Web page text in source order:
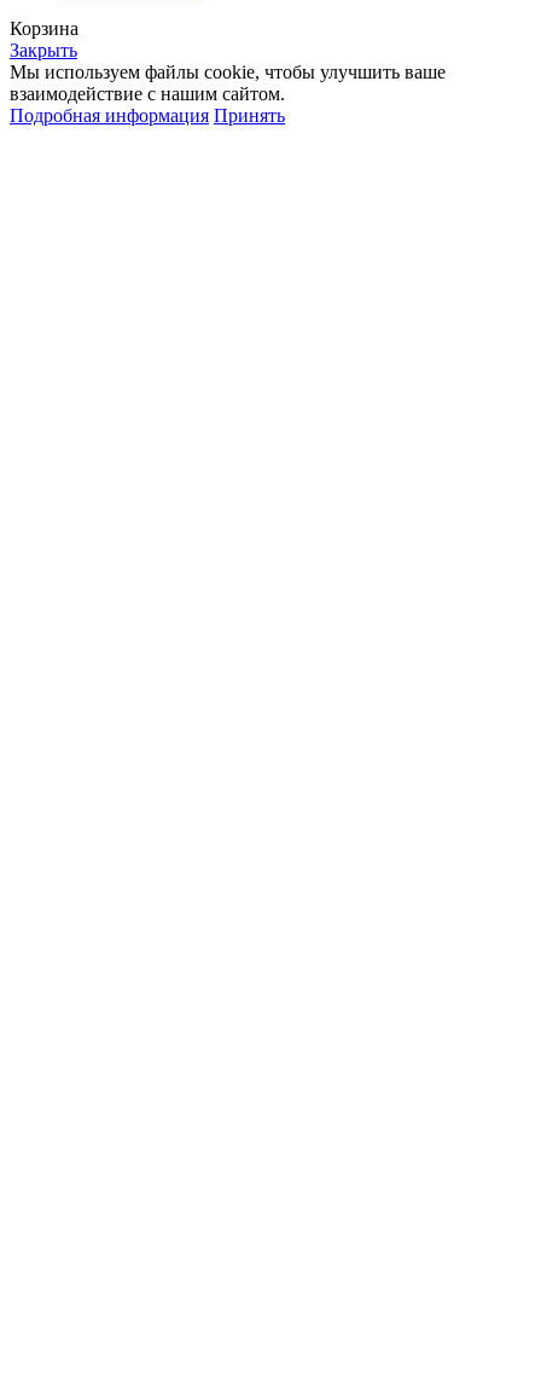
Корзина
Закрыть
Мы используем файлы cookie, чтобы улучшить ваше
взаимодействие с нашим сайтом.
Подробная информация Принять